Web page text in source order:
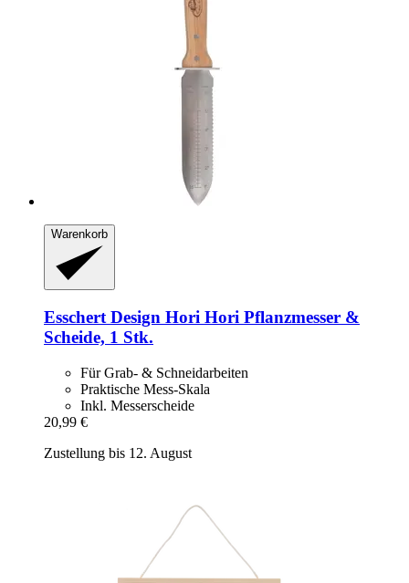
Warenkorb
Esschert Design Hori Hori Pflanzmesser &
Scheide, 1 Stk.
Für Grab- & Schneidarbeiten
Praktische Mess-Skala
Inkl. Messerscheide
20,99 €
Zustellung bis 12. August